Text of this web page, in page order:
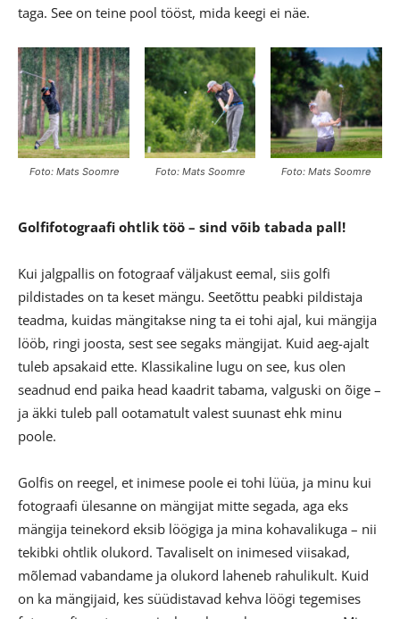
taga. See on teine pool tööst, mida keegi ei näe.
Foto: Mats Soomre Foto: Mats Soomre Foto: Mats Soomre
Golfifotograafi ohtlik töö – sind võib tabada pall!
Kui jalgpallis on fotograaf väljakust eemal, siis golfi
pildistades on ta keset mängu. Seetõttu peabki pildistaja
teadma, kuidas mängitakse ning ta ei tohi ajal, kui mängija
lööb, ringi joosta, sest see segaks mängijat. Kuid aeg-ajalt
tuleb apsakaid ette. Klassikaline lugu on see, kus olen
seadnud end paika head kaadrit tabama, valguski on õige –
ja äkki tuleb pall ootamatult valest suunast ehk minu
poole.
Golfis on reegel, et inimese poole ei tohi lüüa, ja minu kui
fotograafi ülesanne on mängijat mitte segada, aga eks
mängija teinekord eksib löögiga ja mina kohavalikuga – nii
tekibki ohtlik olukord. Tavaliselt on inimesed viisakad,
mõlemad vabandame ja olukord laheneb rahulikult. Kuid
on ka mängijaid, kes süüdistavad kehva löögi tegemises